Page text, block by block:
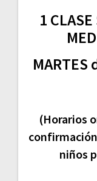
1
MARTES
(Horarios
niños